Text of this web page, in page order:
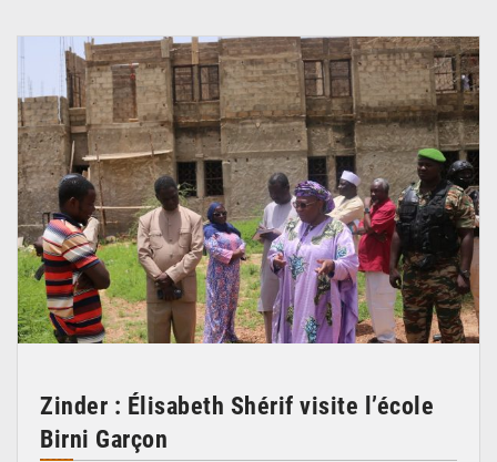
Zinder : Élisabeth Shérif visite l’école
Birni Garçon